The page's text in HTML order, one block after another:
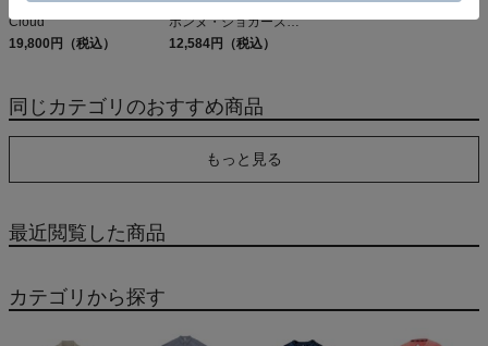
Cloud
19,800円（税込）
ボンヌ・ジョガーズ
PATAGONIA MS
12,584円（税込）
同じカテゴリのおすすめ商品
もっと見る
最近閲覧した商品
カテゴリから探す